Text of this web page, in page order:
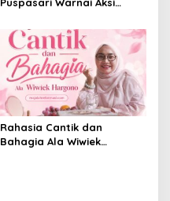
Puspasari Warnai Aksi
Semangat “Satu Kantong
Darah, Sejuta Harapan”
Rahasia Cantik dan
Bahagia Ala Wiwiek